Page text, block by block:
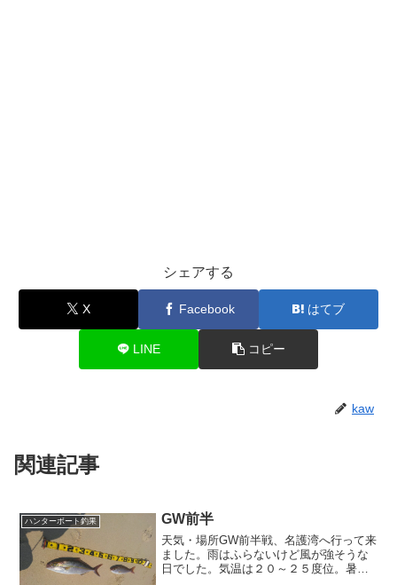
シェアする
X Facebook はてブ
LINE コピー
kaw
関連記事
ハンターボート釣果 GW前半
天気・場所GW前半戦、名護湾へ行って来
ました。雨はふらないけど風が強そうな
日でした。気温は２０～２５度位。暑く